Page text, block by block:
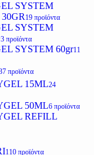
SYSTEM
19 προϊόντα
SYSTEM
3 προϊόντα
SYSTEM 60gr11
προϊόντα
15ML24
50ML6 προϊόντα
REFILL
110 προϊόντα